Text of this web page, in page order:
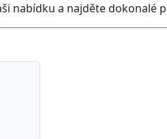
nabídku a najděte dokonalé